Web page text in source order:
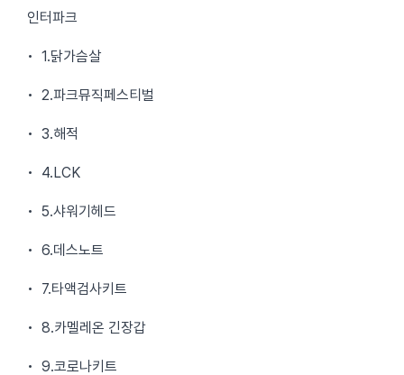
인터파크
• 1.닭가슴살
• 2.파크뮤직페스티벌
• 3.해적
• 4.LCK
• 5.샤워기헤드
• 6.데스노트
• 7.타액검사키트
• 8.카멜레온 긴장갑
• 9.코로나키트